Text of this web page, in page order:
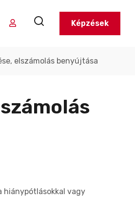
Képzések
elszámolás benyújtása
hiánypótlásokkal vagy